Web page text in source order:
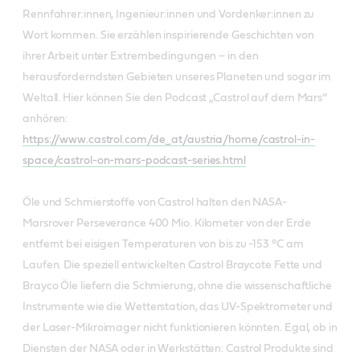
Rennfahrer:innen, Ingenieur:innen und Vordenker:innen zu
Wort kommen. Sie erzählen inspirierende Geschichten von
ihrer Arbeit unter Extrembedingungen – in den
herausforderndsten Gebieten unseres Planeten und sogar im
Weltall. Hier können Sie den Podcast „Castrol auf dem Mars“
anhören:
https://www.castrol.com/de_at/austria/home/castrol-in-
space/castrol-on-mars-podcast-series.html
Öle und Schmierstoffe von Castrol halten den NASA-
Marsrover Perseverance 400 Mio. Kilometer von der Erde
entfernt bei eisigen Temperaturen von bis zu -153 °C am
Laufen. Die speziell entwickelten Castrol Braycote Fette und
Brayco Öle liefern die Schmierung, ohne die wissenschaftliche
Instrumente wie die Wetterstation, das UV-Spektrometer und
der Laser-Mikroimager nicht funktionieren könnten. Egal, ob in
Diensten der NASA oder in Werkstätten: Castrol Produkte sind